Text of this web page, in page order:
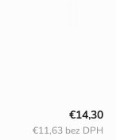
€14,30
€11,63 bez DPH